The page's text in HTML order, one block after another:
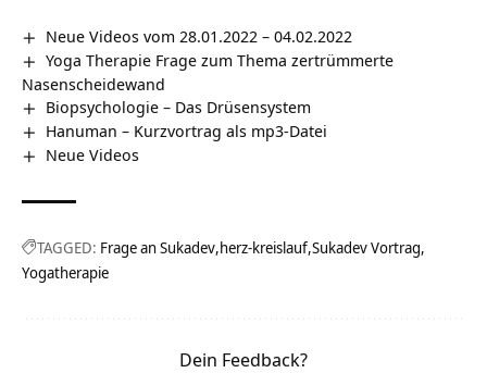
Neue Videos vom 28.01.2022 – 04.02.2022
Yoga Therapie Frage zum Thema zertrümmerte
Nasenscheidewand
Biopsychologie – Das Drüsensystem
Hanuman – Kurzvortrag als mp3-Datei
Neue Videos
TAGGED: Frage an Sukadev herz-kreislauf Sukadev Vortrag
Yogatherapie
Dein Feedback?